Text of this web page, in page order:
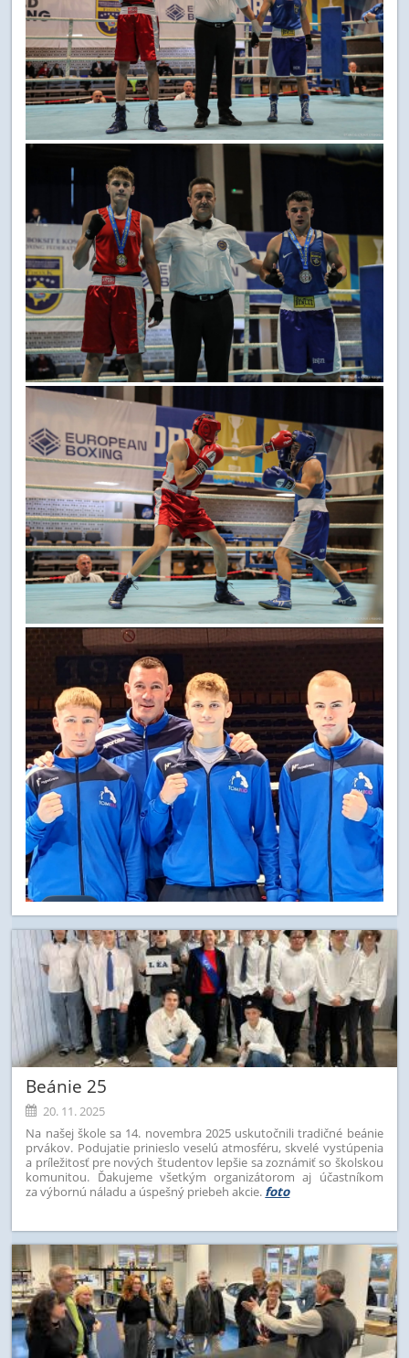
Beánie 25
20. 11. 2025
Na našej škole sa 14. novembra 2025 uskutočnili tradičné beánie
prvákov. Podujatie prinieslo veselú atmosféru, skvelé vystúpenia
a príležitosť pre nových študentov lepšie sa zoznámiť so školskou
komunitou. Ďakujeme všetkým organizátorom aj účastníkom
za výbornú náladu a úspešný priebeh akcie. foto